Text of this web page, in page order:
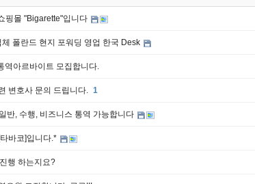
핑몰 "Bigarette"입니다
폴란드 현지 포워딩 영업 한국 Desk
역아르바이트 모집합니다.
변호사 문의 드립니다. 1
반, 수행, 비즈니스 통역 가능합니다
바코]입니다.*
행 하는지요?